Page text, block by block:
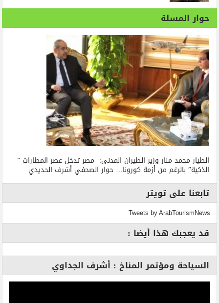
حوار المسلة
الطيار محمد منار وزير الطيران المدنى: مصر تدخل عصر المطارات ”
الذكية” بالرغم من أزمة كورونا… حوار الصحفي أشرف الحديدي
تابعنا على تويتر
Tweets by ArabTourismNews
قد يعجبك هذا أيضا :
السياحة ومؤتمر المناخ : أشرف الجداوي